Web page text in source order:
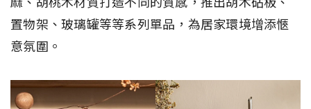
置物架、玻璃罐等等系列單品，為居家環境增添愜
意氛圍。